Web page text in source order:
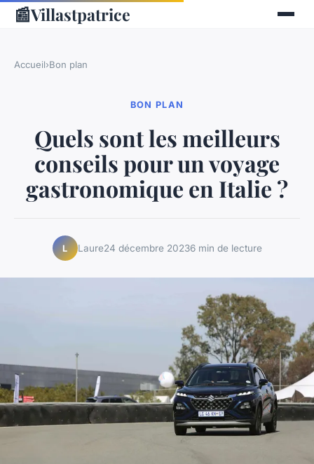
📰Villastpatrice
Accueil›Bon plan
BON PLAN
Quels sont les meilleurs
conseils pour un voyage
gastronomique en Italie ?
L Laure24 décembre 20236 min de lecture